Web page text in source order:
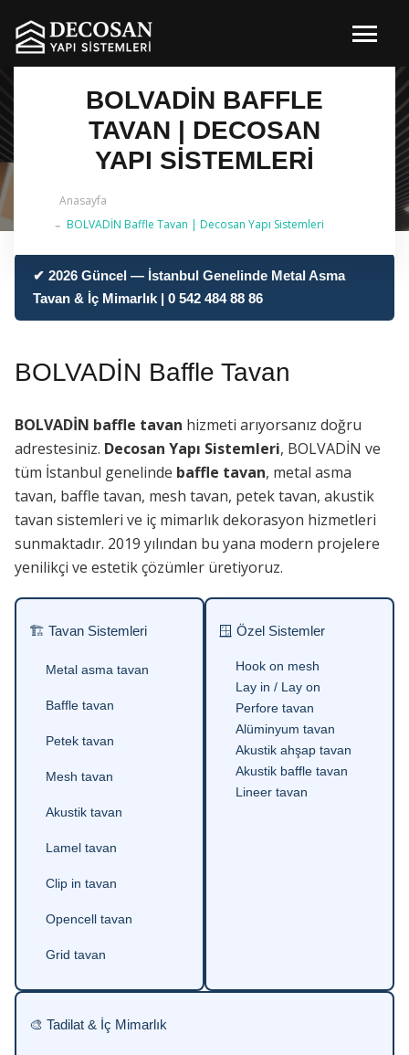
BOLVADİN BAFFLE
TAVAN | DECOSAN
YAPI SISTEMLERI
Anasayfa
BOLVADİN Baffle Tavan | Decosan Yapı Sistemleri
✔ 2026 Güncel — İstanbul Genelinde Metal Asma
Tavan & İç Mimarlık | 0 542 484 88 86
BOLVADİN Baffle Tavan
BOLVADİN baffle tavan hizmeti arıyorsanız doğru
adrestesiniz. Decosan Yapı Sistemleri, BOLVADİN ve
tüm İstanbul genelinde baffle tavan, metal asma
tavan, baffle tavan, mesh tavan, petek tavan, akustik
tavan sistemleri ve iç mimarlık dekorasyon hizmetleri
sunmaktadır. 2019 yılından bu yana modern projelere
yenilikçi ve estetik çözümler üretiyoruz.
🏗 Tavan Sistemleri
Metal asma tavan
Baffle tavan
Petek tavan
Mesh tavan
Akustik tavan
Lamel tavan
Clip in tavan
Opencell tavan
Grid tavan
🪟 Özel Sistemler
Hook on mesh
Lay in / Lay on
Perfore tavan
Alüminyum tavan
Akustik ahşap tavan
Akustik baffle tavan
Lineer tavan
🎨 Tadilat & İç Mimarlık